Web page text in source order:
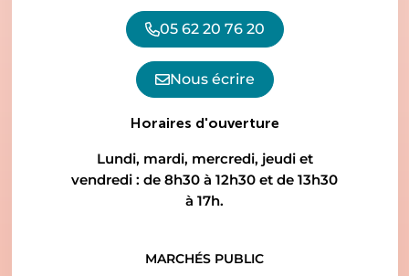
05 62 20 76 20
Nous écrire
Horaires d'ouverture
Lundi, mardi, mercredi, jeudi et
vendredi : de 8h30 à 12h30 et de 13h30
à 17h.
MARCHÉS PUBLIC